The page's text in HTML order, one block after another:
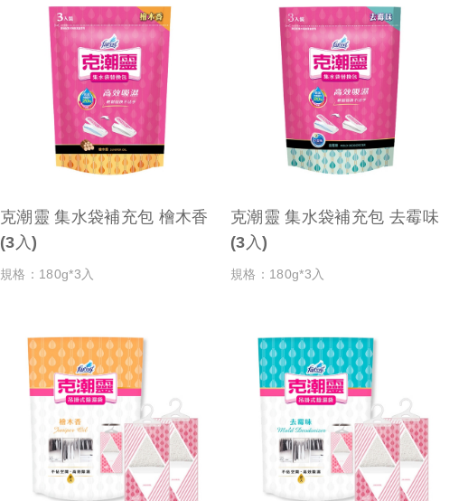
克潮靈 集水袋補充包 檜木香
(3入)
規格：180g*3入
克潮靈 集水袋補充包 去霉味
(3入)
規格：180g*3入